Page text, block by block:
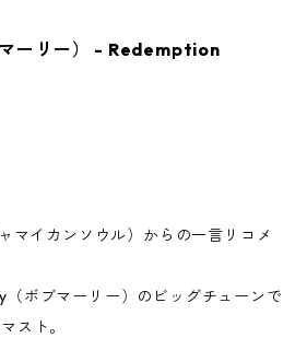
ーリー） - Redemption
マイカンソウル）からの一言リコメ
ボブマーリー）のビッグチューンで
スト。